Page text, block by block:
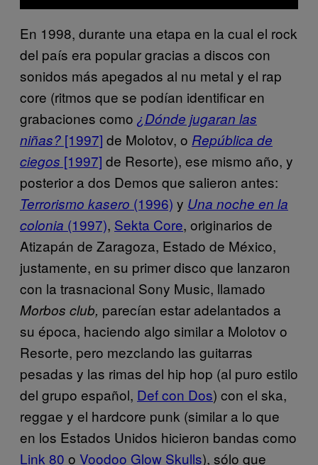
En 1998, durante una etapa en la cual el rock
del país era popular gracias a discos con
sonidos más apegados al nu metal y el rap
core (ritmos que se podían identificar en
grabaciones como ¿Dónde jugaran las
niñas? [1997] de Molotov, o República de
ciegos [1997] de Resorte), ese mismo año, y
posterior a dos Demos que salieron antes:
Terrorismo kasero (1996) y Una noche en la
colonia (1997), Sekta Core, originarios de
Atizapán de Zaragoza, Estado de México,
justamente, en su primer disco que lanzaron
con la trasnacional Sony Music, llamado
Morbos club, parecían estar adelantados a
su época, haciendo algo similar a Molotov o
Resorte, pero mezclando las guitarras
pesadas y las rimas del hip hop (al puro estilo
del grupo español, Def con Dos) con el ska,
reggae y el hardcore punk (similar a lo que
en los Estados Unidos hicieron bandas como
Link 80 o Voodoo Glow Skulls), sólo que